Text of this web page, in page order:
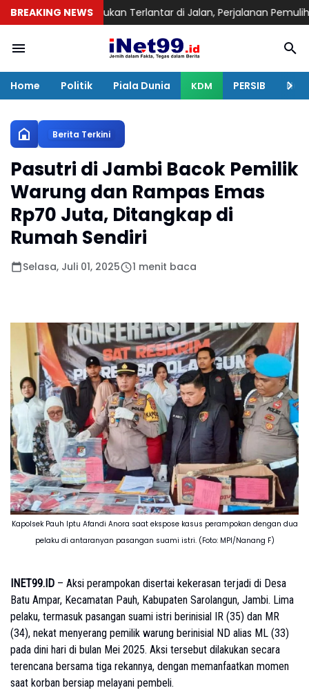
BREAKING NEWS
Ditemukan Terlantar di Jalan, Perjalanan Pemulihan Pria
Home Politik Piala Dunia KDM PERSIB
Berita Terkini
Pasutri di Jambi Bacok Pemilik
Warung dan Rampas Emas
Rp70 Juta, Ditangkap di
Rumah Sendiri
Selasa, Juli 01, 2025 1 menit baca
Kapolsek Pauh Iptu Afandi Anora saat ekspose kasus perampokan dengan dua
pelaku di antaranyan pasangan suami istri. (Foto: MPI/Nanang F)
INET99.ID – Aksi perampokan disertai kekerasan terjadi di Desa
Batu Ampar, Kecamatan Pauh, Kabupaten Sarolangun, Jambi. Lima
pelaku, termasuk pasangan suami istri berinisial IR (35) dan MR
(34), nekat menyerang pemilik warung berinisial ND alias ML (33)
pada dini hari di bulan Mei 2025. Aksi tersebut dilakukan secara
terencana bersama tiga rekannya, dengan memanfaatkan momen
saat korban bersiap melayani pembeli.